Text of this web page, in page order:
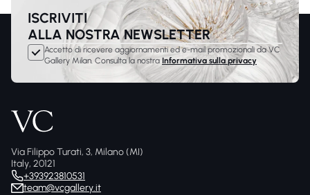
ISCRIVITI
ALLA NOSTRA NEWSLETTER
Accetto di ricevere aggiornamenti ed e-mail promozionali da VC
Gallery Milan. Consulta la nostra Informativa sulla privacy
Via Filippo Turati, 3, Milano (MI)
Italy, 20121
+393923810531
team@vcgallery.it